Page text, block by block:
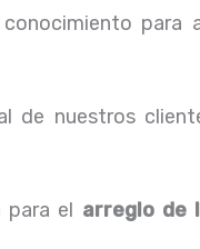
para
de nuestros
el arreglo de